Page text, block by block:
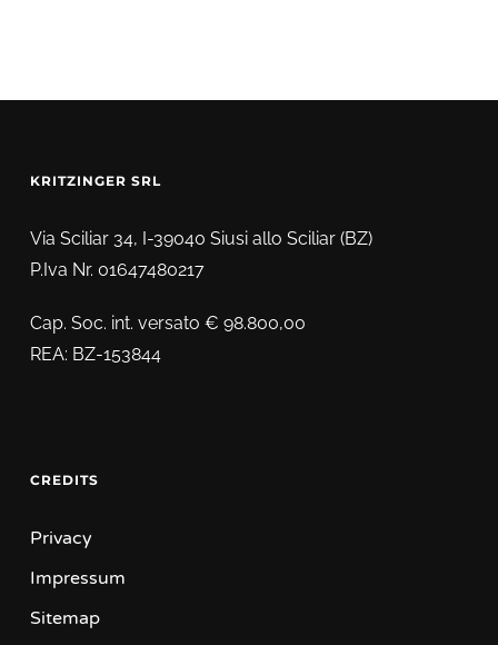
KRITZINGER SRL
Via Sciliar 34, I-39040 Siusi allo Sciliar (BZ)
P.Iva Nr. 01647480217
Cap. Soc. int. versato € 98.800,00
REA: BZ-153844
CREDITS
Privacy
Impressum
Sitemap